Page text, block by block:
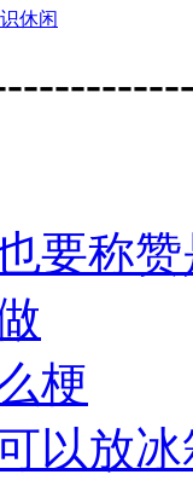
休闲
要称
梗
以放